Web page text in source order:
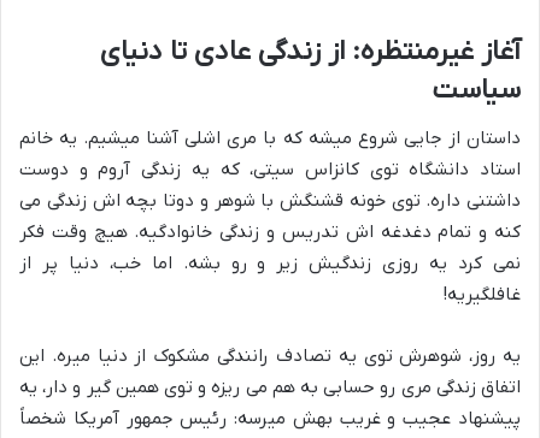
آغاز غیرمنتظره: از زندگی عادی تا دنیای
سیاست
داستان از جایی شروع میشه که با مری اشلی آشنا میشیم. یه خانم
استاد دانشگاه توی کانزاس سیتی، که یه زندگی آروم و دوست
داشتنی داره. توی خونه قشنگش با شوهر و دوتا بچه اش زندگی می
کنه و تمام دغدغه اش تدریس و زندگی خانوادگیه. هیچ وقت فکر
نمی کرد یه روزی زندگیش زیر و رو بشه. اما خب، دنیا پر از
غافلگیریه!
یه روز، شوهرش توی یه تصادف رانندگی مشکوک از دنیا میره. این
اتفاق زندگی مری رو حسابی به هم می ریزه و توی همین گیر و دار، یه
پیشنهاد عجیب و غریب بهش میرسه: رئیس جمهور آمریکا شخصاً